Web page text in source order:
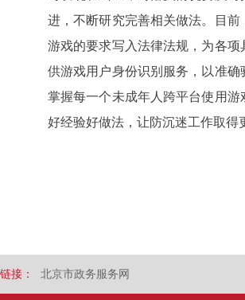
进，不断研究完善相关做法。目
游戏的要求写入法律法规，为各
供游戏用户身份识别服务，以准
掌握每一个未成年人跨平台使用
好经验好做法，让防沉迷工作取
链接： 北京市政务服务网